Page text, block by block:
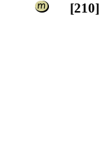
[210]